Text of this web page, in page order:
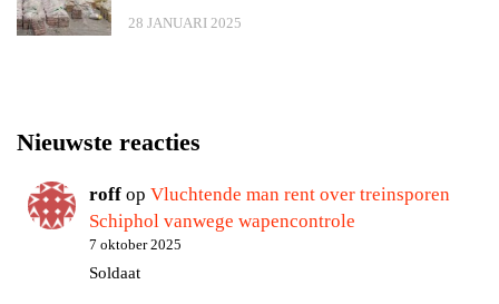
28 JANUARI 2025
Nieuwste reacties
roff opVluchtende man rent over treinsporen
Schiphol vanwege wapencontrole
7 oktober 2025
Soldaat